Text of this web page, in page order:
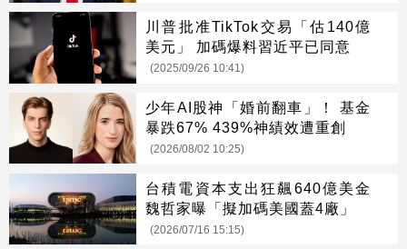
川普批准TikTok交易「估140億
美元」 加碼爆料習近平已同意
(2025/09/26 10:41)
少年AI股神「婚前翻車」！ 基金
暴跌67% 439%神績效遭重創
(2026/08/02 10:25)
台積電資本支出狂飆640億美金
魏哲家曝「擬加碼美國蓋4廠」
(2026/07/16 15:15)